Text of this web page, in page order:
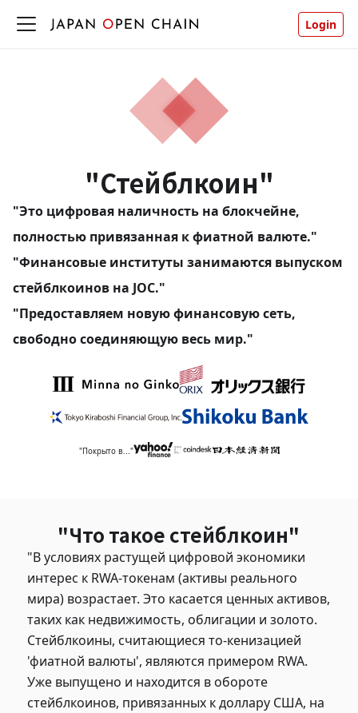
Login
"Стейблкоин"
"Это цифровая наличность на блокчейне,
полностью привязанная к фиатной валюте."
"Финансовые институты занимаются выпуском
стейблкоинов на JOC."
"Предоставляем новую финансовую сеть,
свободно соединяющую весь мир."
"Покрыто в..."
"Что такое стейблкоин"
"В условиях растущей цифровой экономики
интерес к RWA-токенам (активы реального
мира) возрастает. Это касается ценных активов,
таких как недвижимость, облигации и золото.
Стейблкоины, считающиеся то-кенизацией
'фиатной валюты', являются примером RWA.
Уже выпущено и находится в обороте
стейблкоинов, привязанных к доллару США, на